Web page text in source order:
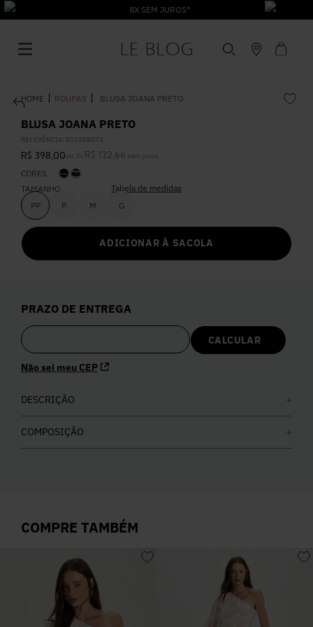
8X SEM JUROS*
ROUPAS BLUSA JOANA PRETO
BLUSA JOANA PRETO
REFERÊNCIA: 010288074
R$ 398,00 ou 3 x R$ 132 66 sem juros
CORES
TAMANHO
PP
P M G
Tabela de medidas
ADICIONAR À SACOLA
PRAZO DE ENTREGA
Não sei meu CEP
DESCRIÇÃO
COMPOSIÇÃO
COMPRE TAMBÉM
1º Vestido
2 Roupas
5º Calça
6º Vestidos
7º